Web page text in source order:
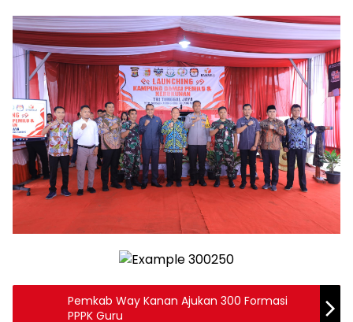
Pemkab Way Kanan Ajukan 300 Formasi
PPPK Guru